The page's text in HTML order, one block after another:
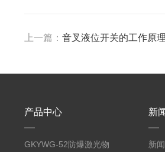
上一篇： 音叉液位开关的工作原
产品中心
GKYWG-52防爆激光物
新
新